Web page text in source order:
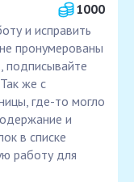
1000
и исправить
пронумерованы
подписывайте
же с
где-то могло
и
в списке
работу для